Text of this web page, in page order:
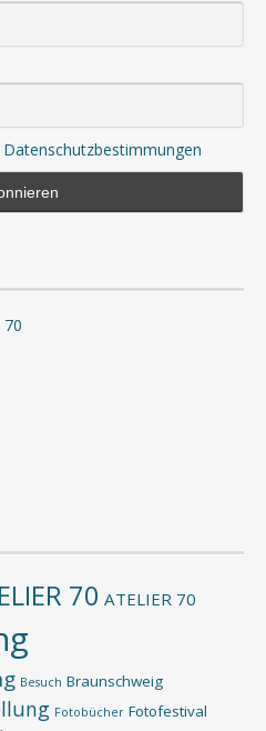
70
70 ATELIER 70
Besuch Braunschweig
Fotobücher Fotofestival